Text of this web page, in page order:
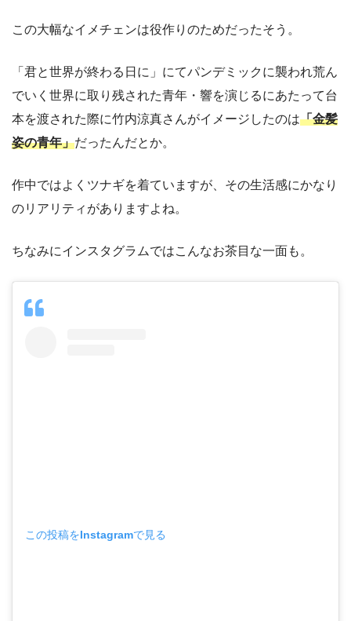
この大幅なイメチェンは役作りのためだったそう。
「君と世界が終わる日に」にてパンデミックに襲われ荒ん
でいく世界に取り残された青年・響を演じるにあたって台
本を渡された際に竹内涼真さんがイメージしたのは「金髪
姿の青年」だったんだとか。
作中ではよくツナギを着ていますが、その生活感にかなり
のリアリティがありますよね。
ちなみにインスタグラムではこんなお茶目な一面も。
この投稿をInstagramで見る